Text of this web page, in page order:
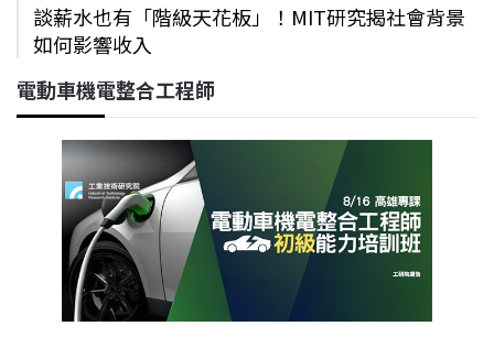
談薪水也有「階級天花板」！MIT研究揭社會背景
如何影響收入
電動車機電整合工程師